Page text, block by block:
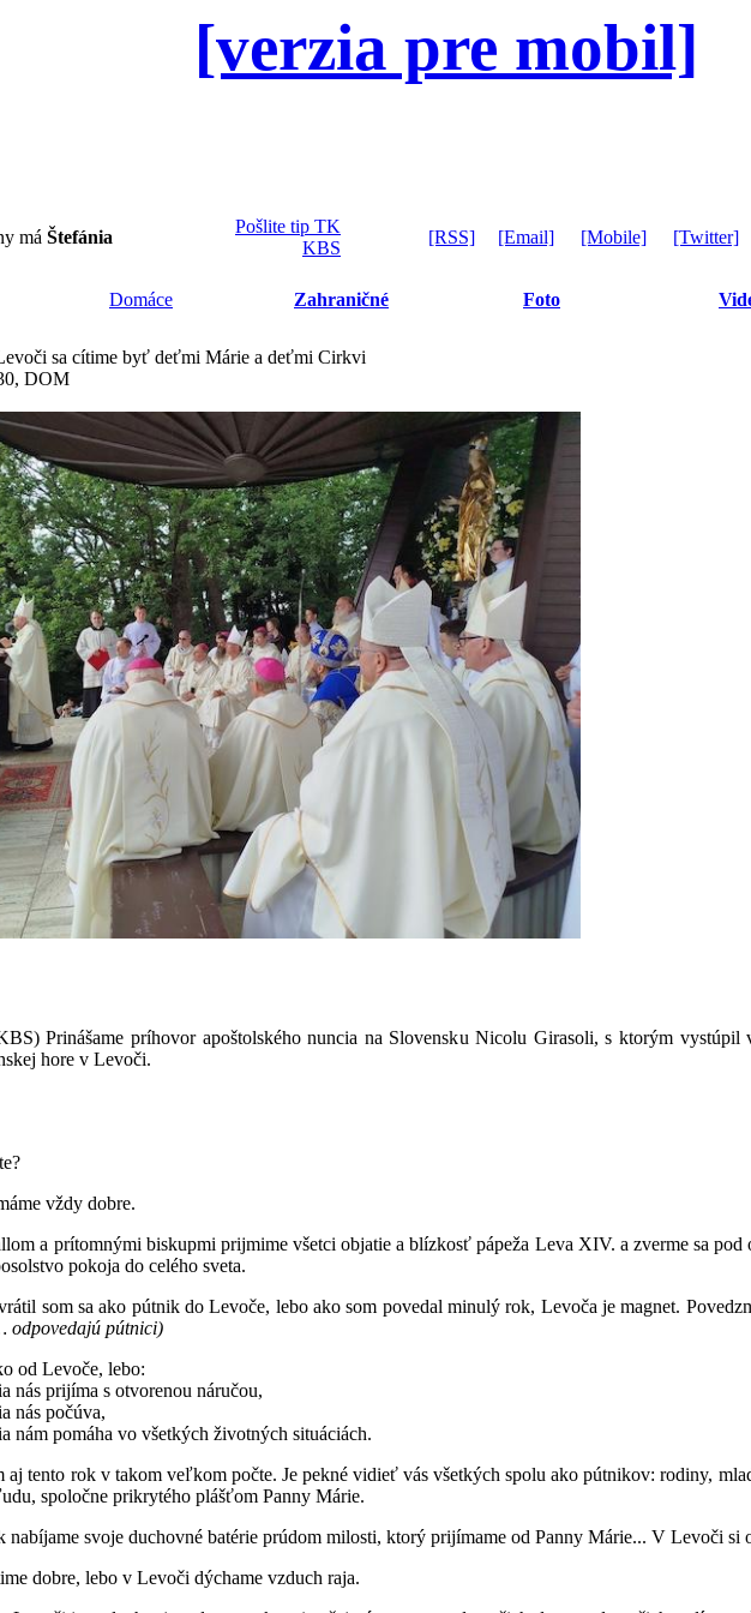
[verzia pre mobil]
má Štefánia
Pošlite tip TK
KBS
[RSS] [Email] [Mobile] [Twitter]
Domáce Zahraničné Foto
sa cítime byť deťmi Márie a deťmi Cirkvi
DOM
Prinášame príhovor apoštolského nuncia na Slovensku Nicolu Girasoli, s ktorým vystúpil
hore v Levoči.
vždy dobre.
a prítomnými biskupmi prijmime všetci objatie a blízkosť pápeža Leva XIV. a zverme sa
pokoja do celého sveta.
som sa ako pútnik do Levoče, lebo ako som povedal minulý rok, Levoča je magnet.
odpovedajú pútnici)
od Levoče, lebo:
nás prijíma s otvorenou náručou,
nás počúva,
nám pomáha vo všetkých životných situáciách.
aj tento rok v takom veľkom počte. Je pekné vidieť vás všetkých spolu ako pútnikov: rodiny,
spoločne prikrytého plášťom Panny Márie.
svoje duchovné batérie prúdom milosti, ktorý prijímame od Panny Márie... V Levoči si
dobre, lebo v Levoči dýchame vzduch raja.